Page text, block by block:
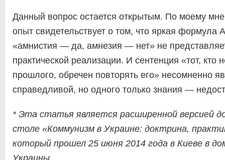
Данный вопрос остается открытым. По моему
опыт свидетельствует о том, что яркая формула
«амнистия — да, амнезия — нет» не
практической реализации. И сентенция «тот, кто
прошлого, обречен повторять его» несомненно
справедливой, но одного только знания —
* Эта статья является расширенной версией
столе «Коммунизм в Украине: доктрина,
который прошел 25 июня 2014 года в Киеве в
Украины.